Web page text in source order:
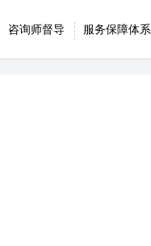
咨询师督导 服务保障体系